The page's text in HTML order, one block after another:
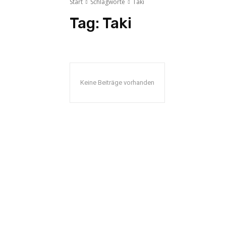
Start Schlagworte Taki
Tag: Taki
Keine Beiträge vorhanden